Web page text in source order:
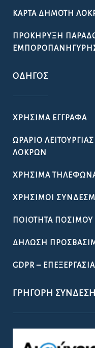
ΚΆΡΤΑ ΔΗΜΌΤΗ
ΠΡΟΚΉΡΥΞΗ
ΟΔΗΓΌΣ
ΧΡΉΣΙΜΑ ΈΓΓΡΑΦΑ
ΩΡΆΡΙΟ
ΛΟΚΡΏΝ
ΧΡΉΣΙΜΑ
ΧΡΉΣΙΜΟΙ
ΠΟΙΌΤΗΤΑ
ΔΉΛΩΣΗ
GDPR –
ΓΡΉΓΟΡΗ ΣΎΝΔΕΣΗ